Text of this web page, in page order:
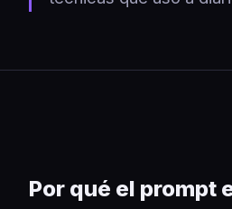
Por qué el prompt